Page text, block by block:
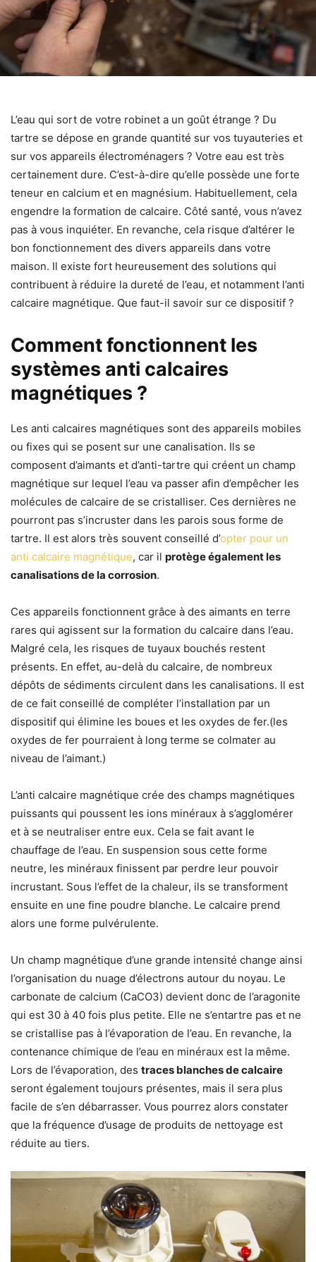
L’eau qui sort de votre robinet a un goût étrange ? Du
tartre se dépose en grande quantité sur vos tuyauteries et
sur vos appareils électroménagers ? Votre eau est très
certainement dure. C’est-à-dire qu’elle possède une forte
teneur en calcium et en magnésium. Habituellement, cela
engendre la formation de calcaire. Côté santé, vous n’avez
pas à vous inquiéter. En revanche, cela risque d’altérer le
bon fonctionnement des divers appareils dans votre
maison. Il existe fort heureusement des solutions qui
contribuent à réduire la dureté de l’eau, et notamment l’anti
calcaire magnétique. Que faut-il savoir sur ce dispositif ?
Comment fonctionnent les
systèmes anti calcaires
magnétiques ?
Les anti calcaires magnétiques sont des appareils mobiles
ou fixes qui se posent sur une canalisation. Ils se
composent d’aimants et d’anti-tartre qui créent un champ
magnétique sur lequel l’eau va passer afin d’empêcher les
molécules de calcaire de se cristalliser. Ces dernières ne
pourront pas s’incruster dans les parois sous forme de
tartre. Il est alors très souvent conseillé d’opter pour un
anti calcaire magnétique, car il protège également les
canalisations de la corrosion.
Ces appareils fonctionnent grâce à des aimants en terre
rares qui agissent sur la formation du calcaire dans l’eau.
Malgré cela, les risques de tuyaux bouchés restent
présents. En effet, au-delà du calcaire, de nombreux
dépôts de sédiments circulent dans les canalisations. Il est
de ce fait conseillé de compléter l’installation par un
dispositif qui élimine les boues et les oxydes de fer.(les
oxydes de fer pourraient à long terme se colmater au
niveau de l’aimant.)
L’anti calcaire magnétique crée des champs magnétiques
puissants qui poussent les ions minéraux à s’agglomérer
et à se neutraliser entre eux. Cela se fait avant le
chauffage de l’eau. En suspension sous cette forme
neutre, les minéraux finissent par perdre leur pouvoir
incrustant. Sous l’effet de la chaleur, ils se transforment
ensuite en une fine poudre blanche. Le calcaire prend
alors une forme pulvérulente.
Un champ magnétique d’une grande intensité change ainsi
l’organisation du nuage d’électrons autour du noyau. Le
carbonate de calcium (CaCO3) devient donc de l’aragonite
qui est 30 à 40 fois plus petite. Elle ne s’entartre pas et ne
se cristallise pas à l’évaporation de l’eau. En revanche, la
contenance chimique de l’eau en minéraux est la même.
Lors de l’évaporation, des traces blanches de calcaire
seront également toujours présentes, mais il sera plus
facile de s’en débarrasser. Vous pourrez alors constater
que la fréquence d’usage de produits de nettoyage est
réduite au tiers.